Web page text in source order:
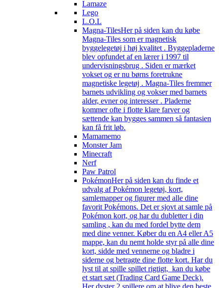
Lamaze
Lego
L.O.L
Magna-TilesHer på siden kan du købe
Magna-Tiles som er magnetisk
byggelegetøj i høj kvalitet . Byggepladerne
blev opfundet af en lærer i 1997 til
undervisningsbrug . Siden er mærket
vokset og er nu børns foretrukne
magnetiske legetøj . Magna-Tiles fremmer
barnets udvikling og vokser med barnets
alder, evner og interesser . Pladerne
kommer ofte i flotte klare farver og
sættende kan bygges sammen så fantasien
kan få frit løb.
Mamamemo
Monster Jam
Minecraft
Nerf
Paw Patrol
PokémonHer på siden kan du finde et
udvalg af Pokémon legetøj, kort,
samlemapper og figurer med alle dine
favorit Pokémons. Det er sjovt at samle på
Pokémon kort, og har du dubletter i din
samling , kan du med fordel bytte dem
med dine venner. Køber du en A4 eller A5
mappe, kan du nemt holde styr på alle dine
kort, sidde med vennerne og bladre i
siderne og betragte dine flotte kort. Har du
lyst til at spille spillet rigtigt, kan du købe
et start sæt (Trading Card Game Deck).
Her dyster 2 spillere om at blive den beste